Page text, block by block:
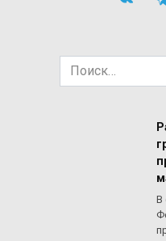
Search
for:
В